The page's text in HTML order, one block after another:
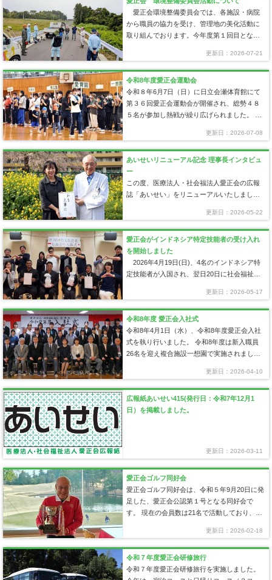
愛正会環境整備委員会では、各施設・病院
から職員の協力を受け、管理地の美化活動に
取り組んでおります。今年度第１回目となる
更新日：2026-07-21
令和8年度愛正会運動会
令和８年6月7日（日）に日立会瀬体育館にて
第３６回愛正会運動会が開催され、総勢４８
５名が参加し熱戦が繰り広げられました。 保
更新日：2026-07-08
あいせいリニューアル記念 理事長インタビュ
ー
この度、医療法人・社会福法人愛正会の広報
誌「あいせい」をリニューアルいたしまし
長と金川理事長へインタビュー…
更新日：2026-05-22
愛正会がインドネシア特定技能者の受け入れ
を開始しました
2026年4月19日(日)、4名のインドネシア特
定技能者が入国され、翌日20日に社会福祉法
れました。 詳細は、下記のリ…
更新日：2026-05-17
令和8年度 愛正会入社式
令和8年4月1日（水）、令和8年度愛正会入社
式を執り行いました。 令和8年度は新入職員
26名を迎え複合施設一想園で実施されまし
更新日：2026-04-10
広報紙あいせい415(発行日：令和7年12月1
日）を掲載しました。
更新日：2026-03-11
愛正会ゴルフ同好会
愛正会ゴルフ同好会は、令和５年9月20日に発
足した、愛正会公認第１号となる同好会で
す。 現在の会員数は21名で活動しており、メ
更新日：2026-02-18
令和７年度愛正会研修旅行
令和７年度愛正会研修旅行を実施しました。